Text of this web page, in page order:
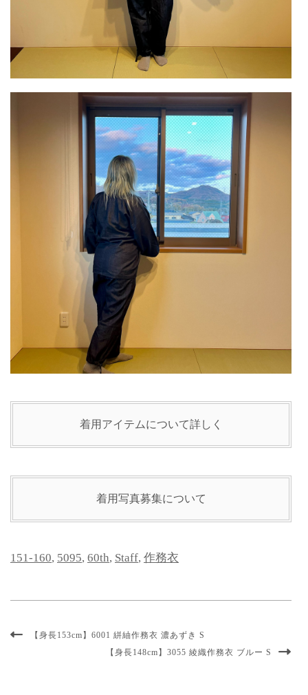
着用アイテムについて詳しく
着用写真募集について
151-160, 5095, 60th, Staff, 作務衣
【身長153cm】6001 絣紬作務衣 濃あずき S
【身長148cm】3055 綾織作務衣 ブルー S